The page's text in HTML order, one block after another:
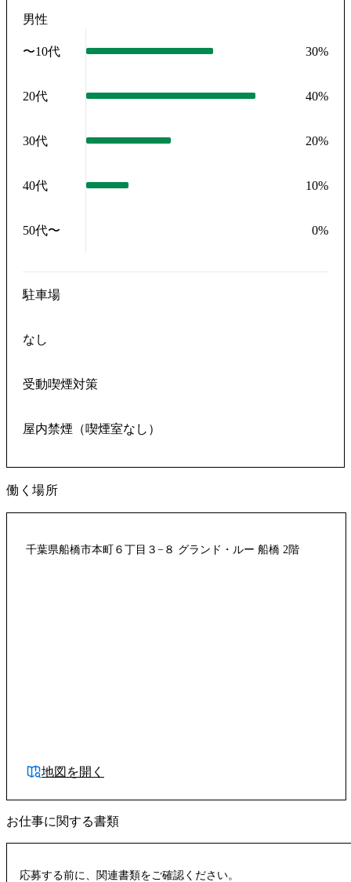
男性
〜10代 30%
20代 40%
30代 20%
40代 10%
50代〜 0%
駐車場
なし
受動喫煙対策
屋内禁煙（喫煙室なし）
働く場所
千葉県船橋市本町６丁目３−８ グランド・ルー 船橋 2階
地図を開く
お仕事に関する書類
応募する前に、関連書類をご確認ください。